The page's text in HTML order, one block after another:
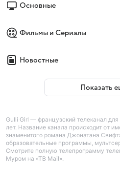
Основные
Фильмы и Сериалы
Новостные
Показать
Gulli Girl — французский телеканал для
лет. Название канала происходит от
знаменитого романа Джонатана
образовательные программы,
Смотрите полную телепрограмму
Муром на «ТВ Mail».